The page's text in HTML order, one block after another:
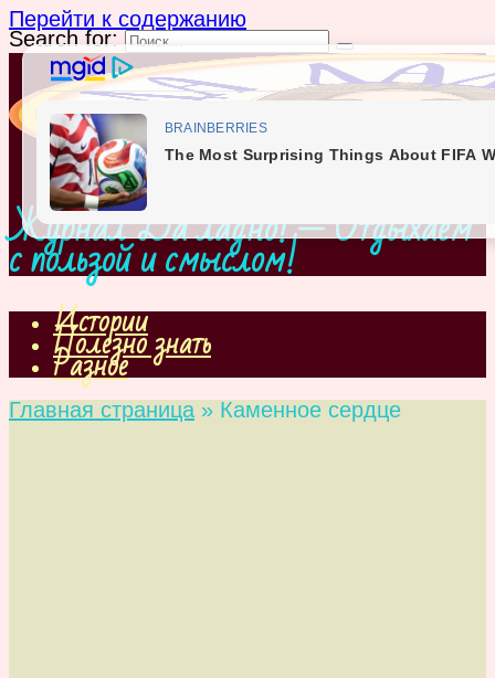
Перейти к содержанию
Search for:
Журнал Да ладно! — Отдыхаем
с пользой и смыслом!
Истории
Полезно знать
Разное
Главная страница » Каменное сердце